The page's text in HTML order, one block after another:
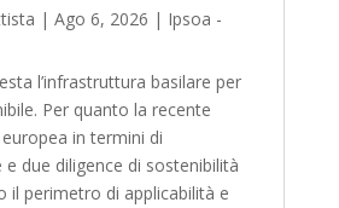
| Ago 6, 2026 | Ipsoa -
l’infrastruttura basilare per
Per quanto la recente
in termini di
due diligence di sostenibilità
il perimetro di applicabilità e